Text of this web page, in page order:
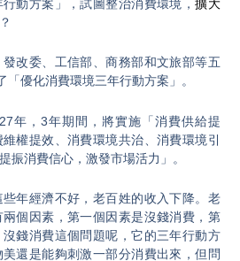
動方案」，試圖整治消費環境，擴大
改委、工信部、商務部和文旅部等五
優化消費環境三年行動方案」。
年，3年期間，將實施「消費供給提
權提效、消費環境共治、消費環境引
振消費信心，激發市場活力」。
年經濟不好，老百姓的收入下降。老
個因素，第一個因素是沒錢消費，第
錢消費這個問題呢，它的三年行動方
還是能夠刺激一部分消費出來，但問